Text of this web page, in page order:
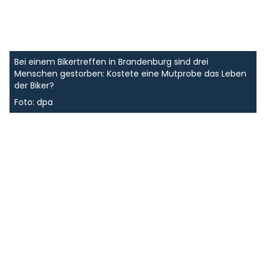
Bei einem Bikertreffen in Brandenburg sind drei
Menschen gestorben: Kostete eine Mutprobe das Leben
der Biker?
Foto: dpa